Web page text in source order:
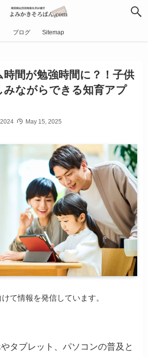
ブログ Sitemap
時間が勉強時間に？！子供
みながらできる知育アプ
May 15, 2025
て情報を発信しています。
タブレット、パソコンの普及と